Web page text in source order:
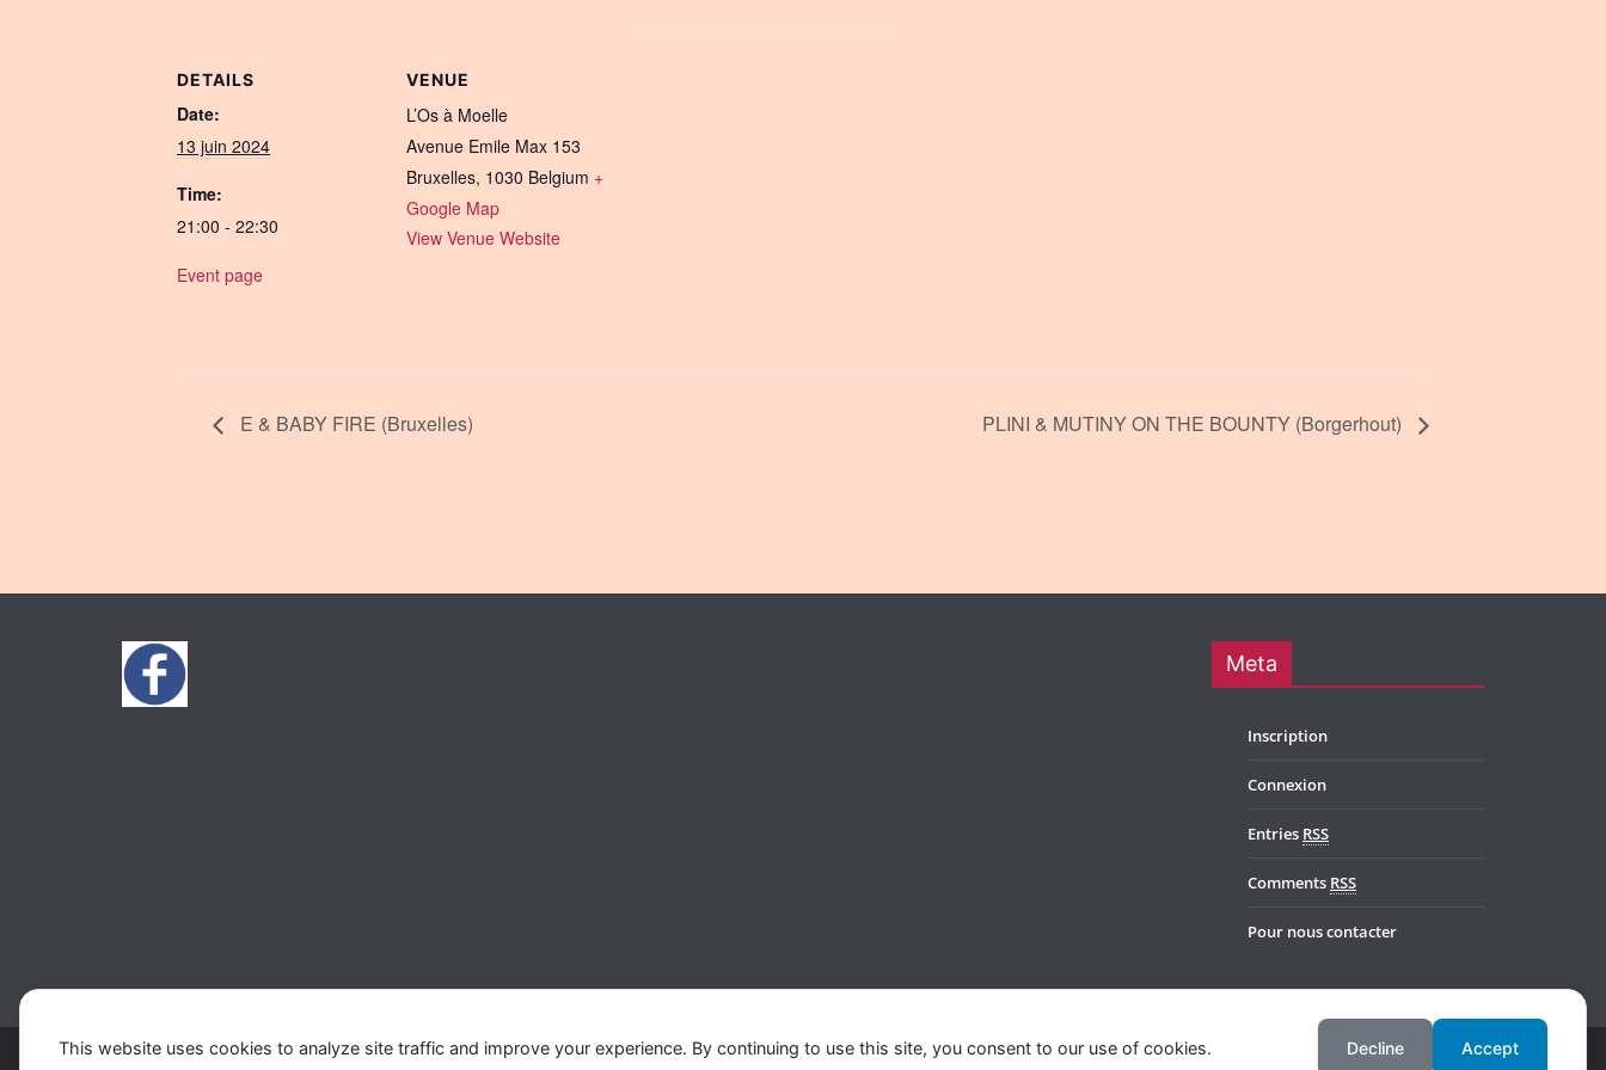
DETAILS
Date:
13 juin 2024
Time:
21:00 - 22:30
Event page
VENUE
L’Os à Moelle
Avenue Emile Max 153
Bruxelles, 1030 Belgium +
Google Map
View Venue Website
E & BABY FIRE (Bruxelles) PLINI & MUTINY ON THE BOUNTY (Borgerhout)
Meta
Inscription
Connexion
Entries RSS
Comments RSS
Pour nous contacter
This website uses cookies to analyze site traffic and improve your experience. By continuing to use this site, you consent to our use of cookies. Decline Accept